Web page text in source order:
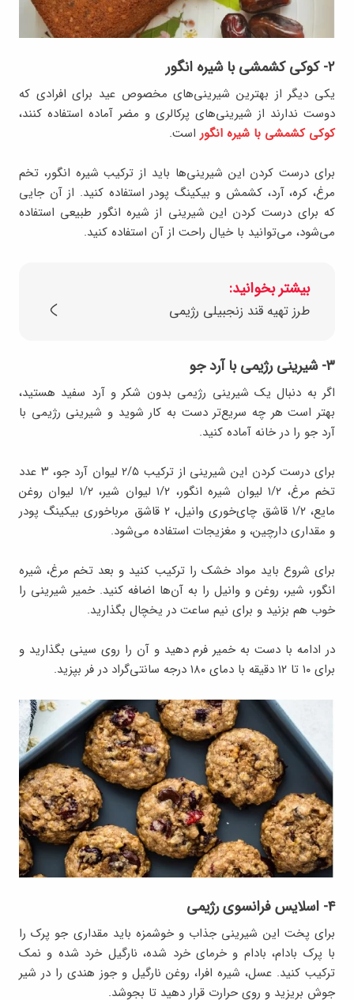
۲- کوکی کشمشی با شیره انگور
یکی دیگر از بهترین شیرینی‌های مخصوص عید برای افرادی که
دوست ندارند از شیرینی‌های پرکالری و مضر آماده استفاده کنند،
کوکی کشمشی با شیره انگوراست.
برای درست کردن این شیرینی‌ها باید از ترکیب شیره انگور، تخم
مرغ، کره، آرد، کشمش و بیکینگ پودر استفاده کنید. از آن جایی
که برای درست کردن این شیرینی از شیره انگور طبیعی استفاده
می‌شود، می‌توانید با خیال راحت از آن استفاده کنید.
بیشتر بخوانید:
طرز تهیه قند زنجبیلی رژیمی
۳- شیرینی رژیمی با آرد جو
اگر به دنبال یک شیرینی رژیمی بدون شکر و آرد سفید هستید،
بهتر است هر چه سریع‌تر دست به کار شوید و شیرینی رژیمی با
آرد جو را در خانه آماده کنید.
برای درست کردن این شیرینی از ترکیب ۲/۵ لیوان آرد جو، ۳ عدد
تخم مرغ، ۱/۲ لیوان شیره انگور، ۱/۲ لیوان شیر، ۱/۲ لیوان روغن
مایع، ۱/۲ قاشق چای‌خوری وانیل، ۲ قاشق مرباخوری بیکینگ پودر
و مقداری دارچین، و مغزیجات استفاده می‌شود.
برای شروع باید مواد خشک را ترکیب کنید و بعد تخم مرغ، شیره
انگور، شیر، روغن و وانیل را به آن‌ها اضافه کنید. خمیر شیرینی را
خوب هم بزنید و برای نیم ساعت در یخچال بگذارید.
در ادامه با دست به خمیر فرم دهید و آن را روی سینی بگذارید و
برای ۱۰ تا ۱۲ دقیقه با دمای ۱۸۰ درجه سانتی‌گراد در فر بپزید.
۴- اسلایس فرانسوی رژیمی
برای پخت این شیرینی جذاب و خوشمزه باید مقداری جو پرک را
با پرک بادام، بادام و خرمای خرد شده، نارگیل خرد شده و نمک
ترکیب کنید. عسل، شیره افرا، روغن نارگیل و جوز هندی را در شیر
جوش بریزید و روی حرارت قرار دهید تا بجوشد.